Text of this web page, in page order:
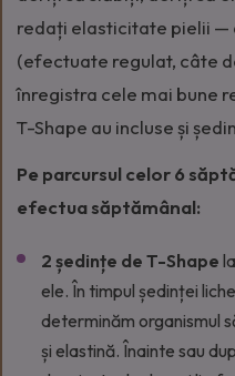
redați elasticitate pielii —
(efectuate regulat, câte
înregistra cele mai bune
T-Shape au incluse și
Pe parcursul celor 6
efectua săptămânal:
2 ședințe de T-Shape
ele. În timpul ședinței
determinăm organismul
și elastină. Înainte sau